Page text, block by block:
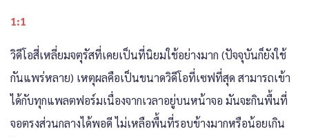
1:1
วิดีโอสี่เหลี่ยมจตุรัสที่เคยเป็นที่นิยมใช้อย่างมาก (ปัจจุบันก็ยังใช้
กันแพร่หลาย) เหตุผลคือเป็นขนาดวิดีโอที่เซฟที่สุด สามารถเข้า
ได้กับทุกแพลตฟอร์มเนื่องจากเวลาอยู่บนหน้าจอ มันจะกินพื้นที่
จอตรงส่วนกลางได้พอดี ไม่เหลือพื้นที่รอบข้างมากหรือน้อยเกิน